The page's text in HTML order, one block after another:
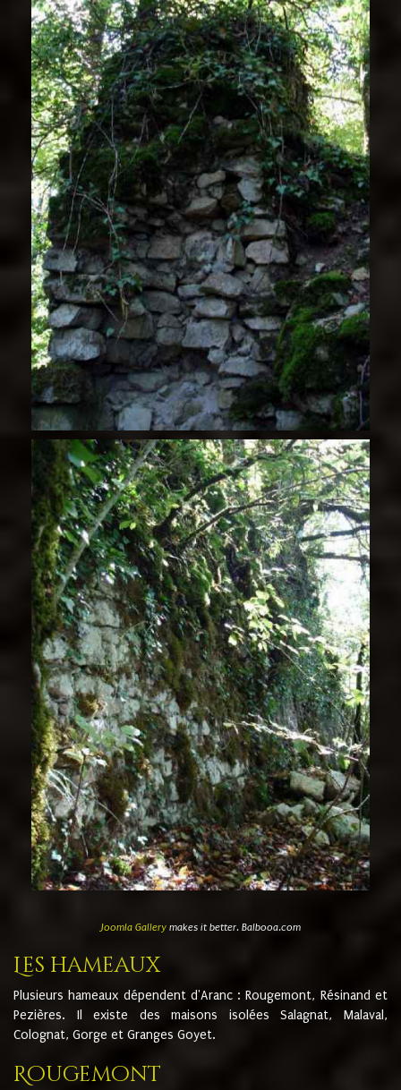
Joomla Gallerymakes it better. Balbooa.com
Les hameaux
Plusieurs hameaux dépendent d'Aranc : Rougemont, Résinand et
Pezières. Il existe des maisons isolées Salagnat, Malaval,
Colognat, Gorge et Granges Goyet.
Rougemont